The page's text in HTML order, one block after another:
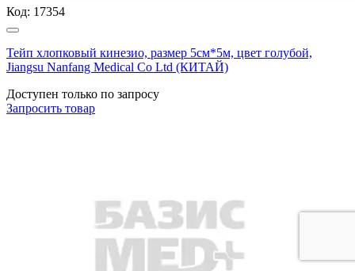
Код: 17354
Тейп хлопковый кинезио, размер 5см*5м, цвет голубой,
Jiangsu Nanfang Medical Co Ltd (КИТАЙ)
Доступен только по запросу
Запросить товар